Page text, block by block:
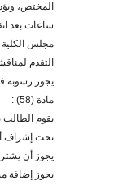
المختص،
ساعات بعد
مجلس الكلية
التقدم
يجوز رسوبه
مادة (58) :
يقوم
تحت إشراف
يجوز أن
يجوز إضافة